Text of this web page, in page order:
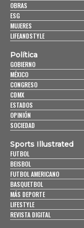
OBRAS
ESG
MUJERES
LIFEANDSTYLE
Política
GOBIERNO
MÉXICO
CONGRESO
CDMX
ESTADOS
OPINIÓN
SOCIEDAD
Sports Illustrated
FUTBOL
BEISBOL
FUTBOL AMERICANO
BASQUETBOL
MÁS DEPORTE
LIFESTYLE
REVISTA DIGITAL